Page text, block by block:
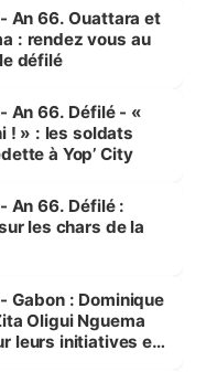
An 66. Ouattara et
: rendez vous au
défilé
An 66. Défilé - «
! » : les soldats
à Yop’ City
An 66. Défilé :
les chars de la
Gabon : Dominique
Oligui Nguema
leurs initiatives en